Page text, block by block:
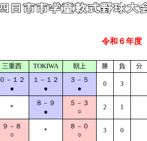
令和６年度
三重西 TOKIWA 朝上 勝 負 分
０－１２
●
１－１２
●
３－５
●
0 3
＊
８－９
●
５－３
○
2 1
９－８
○
＊
８－０
○
3 0